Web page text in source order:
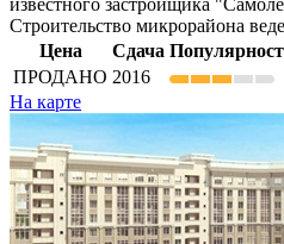
известного застройщика
Строительство микрорайона
Цена
Сдача
ПРОДАНО 2016
На карте